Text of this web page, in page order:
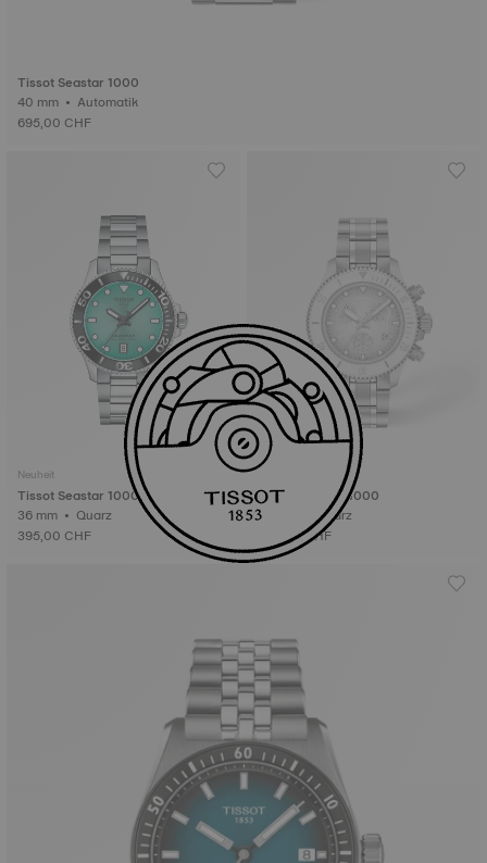
Tissot Seastar 1000
40 mm • Automatik
695,00 CHF
Neuheit
Tissot Seastar 1000
36 mm • Quarz
395,00 CHF
Neuheit
Tissot Seastar 1000
38 mm • Quarz
525,00 CHF